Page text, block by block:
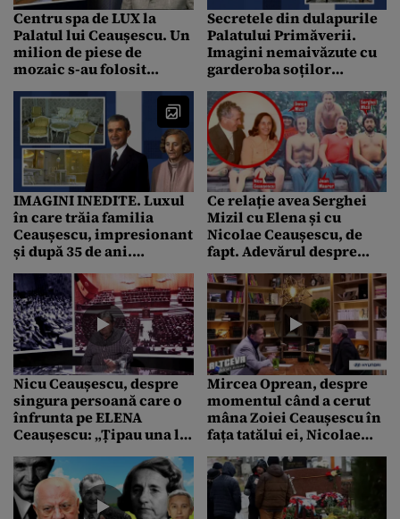
Centru spa de LUX la
Palatul lui Ceaușescu. Un
milion de piese de
mozaic s-au folosit
află piscina interioară
din Primăverii
Secretele din dulapurile
Palatului Primăverii.
Imagini nemaivăzute cu
garderoba soților
pentru care Elena
Ceaușescu nu purta
niciodată tocuri înalte
IMAGINI INEDITE. Luxul
în care trăia familia
Ceaușescu, impresionant
și după 35 de ani.
de aur”, vedetele
Revoluției
Ce relație avea Serghei
Mizil cu Elena și cu
Nicolae Ceaușescu, de
fapt. Adevărul despre
Express 2025
Nicu Ceaușescu, despre
singura persoană care o
înfrunta pe ELENA
Ceaușescu: „Țipau una la
Mircea Oprean, despre
momentul când a cerut
mâna Zoiei Ceaușescu în
fața tatălui ei, Nicolae
ușă și râdeau”